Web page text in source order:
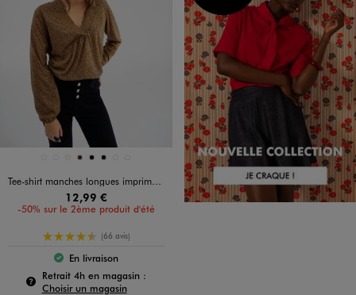
Disponible en 8 coloris
BLEU STANDARD
ECRUMARRON
NOIRNOIR
Tee-shirt manches longues imprimé col V fantaisie femme
12,99 €
-50% sur le 2ème produit d'été
4.5/5 de moyenne
(66 avis)
Le produit est disponible :
En livraison
Retrait 4h en magasin :Pour connaître la disponibilité de ce produit :
Choisir un magasin